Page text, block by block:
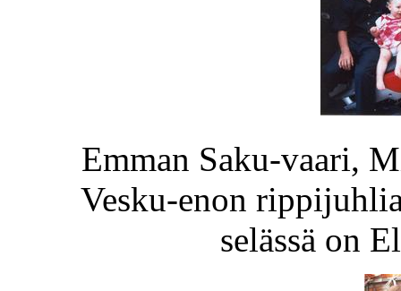
Emman Saku-vaari,
Vesku-enon
selässä on